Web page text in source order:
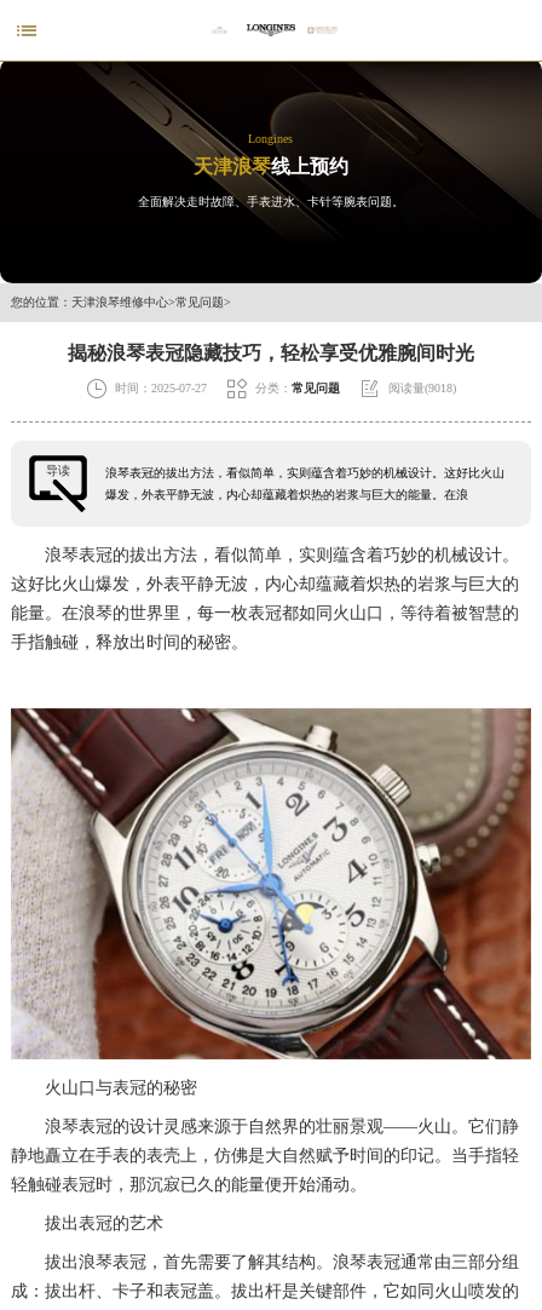

Longines
天津浪琴线上预约
全面解决走时故障、手表进水、卡针等腕表问题。
您的位置： 天津浪琴维修中心>常见问题>
揭秘浪琴表冠隐藏技巧，轻松享受优雅腕间时光
 时间：2025-07-27  分类： 常见问题  阅读量(9018)
导读
浪琴表冠的拔出方法，看似简单，实则蕴含着巧妙的机械设计。这好比火山
爆发，外表平静无波，内心却蕴藏着炽热的岩浆与巨大的能量。在浪
浪琴表冠的拔出方法，看似简单，实则蕴含着巧妙的机械设计。
这好比火山爆发，外表平静无波，内心却蕴藏着炽热的岩浆与巨大的
能量。在浪琴的世界里，每一枚表冠都如同火山口，等待着被智慧的
手指触碰，释放出时间的秘密。
火山口与表冠的秘密
浪琴表冠的设计灵感来源于自然界的壮丽景观——火山。它们静
静地矗立在手表的表壳上，仿佛是大自然赋予时间的印记。当手指轻
轻触碰表冠时，那沉寂已久的能量便开始涌动。
拔出表冠的艺术
拔出浪琴表冠，首先需要了解其结构。浪琴表冠通常由三部分组
成：拔出杆、卡子和表冠盖。拔出杆是关键部件，它如同火山喷发的